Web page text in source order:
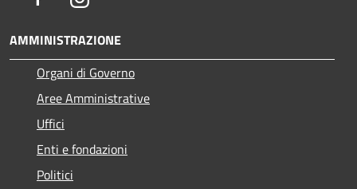
AMMINISTRAZIONE
Organi di Governo
Aree Amministrative
Uffici
Enti e fondazioni
Politici